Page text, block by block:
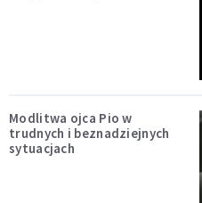
Modlitwa ojca Pio w
trudnych i beznadziejnych
sytuacjach